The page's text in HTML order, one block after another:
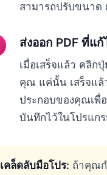
สามารถปรับขนาด
ส่งออก PDF ที่แ
เมื่อเสร็จแล้ว คลิก
คุณ แค่นั้น เสร็จแล้
ประกอบของคุณเพื่
บันทึกไว้ในโปรแก
เคล็ดลับมือโปร: ถ้าคุณ